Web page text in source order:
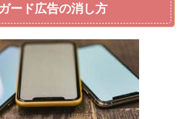
ード広告の消し方